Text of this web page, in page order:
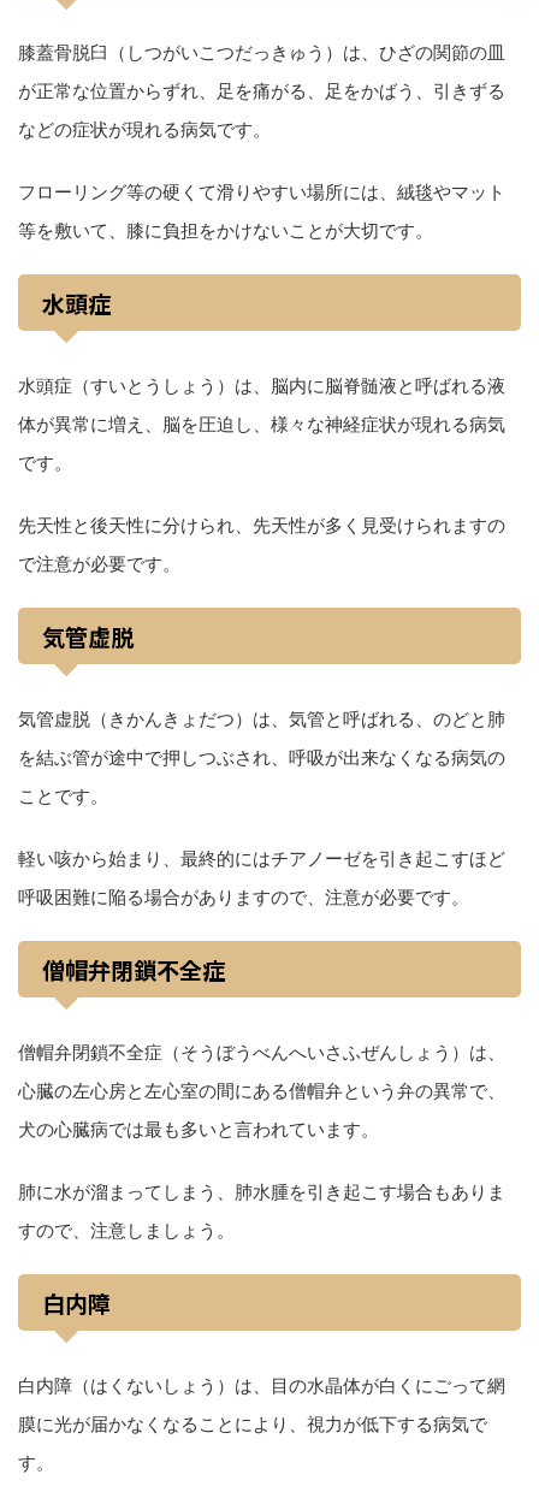
膝蓋骨脱臼（しつがいこつだっきゅう）は、ひざの関節の皿
が正常な位置からずれ、足を痛がる、足をかばう、引きずる
などの症状が現れる病気です。
フローリング等の硬くて滑りやすい場所には、絨毯やマット
等を敷いて、膝に負担をかけないことが大切です。
水頭症
水頭症（すいとうしょう）は、脳内に脳脊髄液と呼ばれる液
体が異常に増え、脳を圧迫し、様々な神経症状が現れる病気
です。
先天性と後天性に分けられ、先天性が多く見受けられますの
で注意が必要です。
気管虚脱
気管虚脱（きかんきょだつ）は、気管と呼ばれる、のどと肺
を結ぶ管が途中で押しつぶされ、呼吸が出来なくなる病気の
ことです。
軽い咳から始まり、最終的にはチアノーゼを引き起こすほど
呼吸困難に陥る場合がありますので、注意が必要です。
僧帽弁閉鎖不全症
僧帽弁閉鎖不全症（そうぼうべんへいさふぜんしょう）は、
心臓の左心房と左心室の間にある僧帽弁という弁の異常で、
犬の心臓病では最も多いと言われています。
肺に水が溜まってしまう、肺水腫を引き起こす場合もありま
すので、注意しましょう。
白内障
白内障（はくないしょう）は、目の水晶体が白くにごって網
膜に光が届かなくなることにより、視力が低下する病気で
す。